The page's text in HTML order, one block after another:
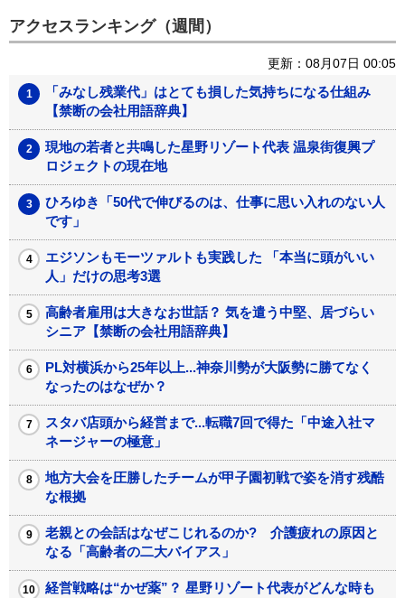
アクセスランキング（週間）
更新：08月07日 00:05
「みなし残業代」はとても損した気持ちになる仕組み
【禁断の会社用語辞典】
現地の若者と共鳴した星野リゾート代表 温泉街復興プ
ロジェクトの現在地
ひろゆき「50代で伸びるのは、仕事に思い入れのない人
です」
エジソンもモーツァルトも実践した 「本当に頭がいい
人」だけの思考3選
高齢者雇用は大きなお世話？ 気を遣う中堅、居づらい
シニア【禁断の会社用語辞典】
PL対横浜から25年以上...神奈川勢が大阪勢に勝てなく
なったのはなぜか？
スタバ店頭から経営まで...転職7回で得た「中途入社マ
ネージャーの極意」
地方大会を圧勝したチームが甲子園初戦で姿を消す残酷
な根拠
老親との会話はなぜこじれるのか? 介護疲れの原因と
なる「高齢者の二大バイアス」
経営戦略は“かぜ薬”？ 星野リゾート代表がどんな時も